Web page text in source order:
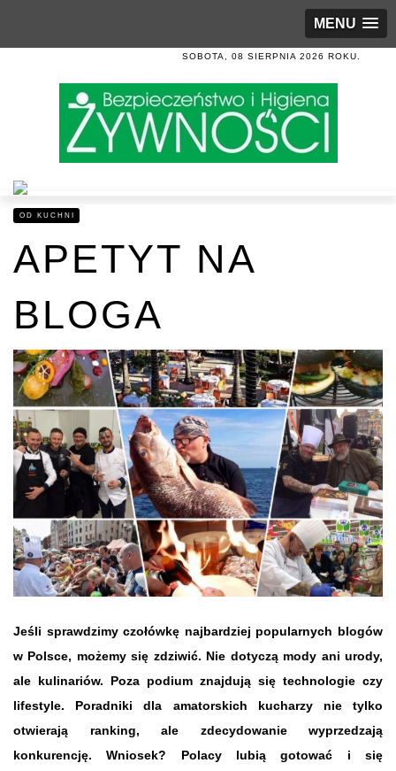
MENU
SOBOTA, 08 SIERPNIA 2026 ROKU.
OD KUCHNI
APETYT NA
BLOGA
Jeśli sprawdzimy czołówkę najbardziej popularnych blogów
w Polsce, możemy się zdziwić. Nie dotyczą mody ani urody,
ale kulinariów. Poza podium znajdują się technologie czy
lifestyle. Poradniki dla amatorskich kucharzy nie tylko
otwierają ranking, ale zdecydowanie wyprzedzają
konkurencję. Wniosek? Polacy lubią gotować i się